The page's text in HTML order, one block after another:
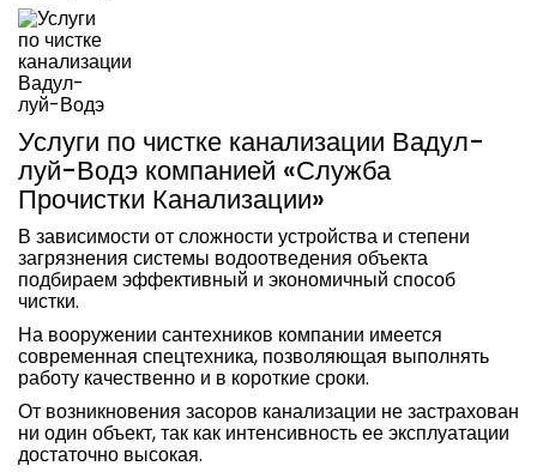
Услуги по чистке канализации Вадул-
луй-Водэ компанией «Служба
Прочистки Канализации»
В зависимости от сложности устройства и степени
загрязнения системы водоотведения объекта
подбираем эффективный и экономичный способ
чистки.
На вооружении сантехников компании имеется
современная спецтехника, позволяющая выполнять
работу качественно и в короткие сроки.
От возникновения засоров канализации не застрахован
ни один объект, так как интенсивность ее эксплуатации
достаточно высокая.